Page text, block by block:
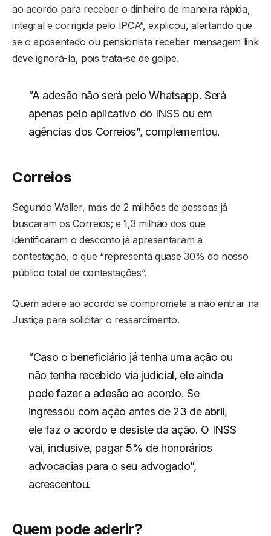
ao acordo para receber o dinheiro de maneira rápida,
integral e corrigida pelo IPCA”, explicou, alertando que
se o aposentado ou pensionista receber mensagem link
deve ignorá-la, pois trata-se de golpe.
“A adesão não será pelo Whatsapp. Será
apenas pelo aplicativo do INSS ou em
agências dos Correios”, complementou.
Correios
Segundo Waller, mais de 2 milhões de pessoas já
buscaram os Correios; e 1,3 milhão dos que
identificaram o desconto já apresentaram a
contestação, o que “representa quase 30% do nosso
público total de contestações”.
Quem adere ao acordo se compromete a não entrar na
Justiça para solicitar o ressarcimento.
“Caso o beneficiário já tenha uma ação ou
não tenha recebido via judicial, ele ainda
pode fazer a adesão ao acordo. Se
ingressou com ação antes de 23 de abril,
ele faz o acordo e desiste da ação. O INSS
vai, inclusive, pagar 5% de honorários
advocacias para o seu advogado”,
acrescentou.
Quem pode aderir?